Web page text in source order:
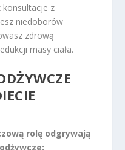
z
niedoborów
zdrową
masy ciała.
rolę odgrywają